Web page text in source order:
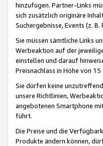
hinzufügen. Partner-Links
sich zusätzlich originäre
Suchergebnisse, Events (z.
Sie müssen sämtliche Links
Werbeaktion auf der
einstellen und darauf
Preisnachlass in Höhe von
Sie dürfen keine
unsere Richtlinien,
angebotenen Smartphone
führt.
Die Preise und die
Produkte ändern können,